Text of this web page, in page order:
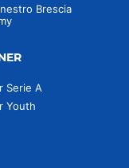
Brescia
Serie A
Youth